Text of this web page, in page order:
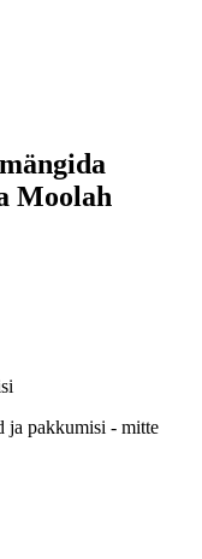
Moolah
ja pakkumisi - mitte